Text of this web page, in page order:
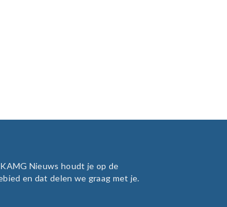
Nieuws houdt je op de
en dat delen we graag met je.